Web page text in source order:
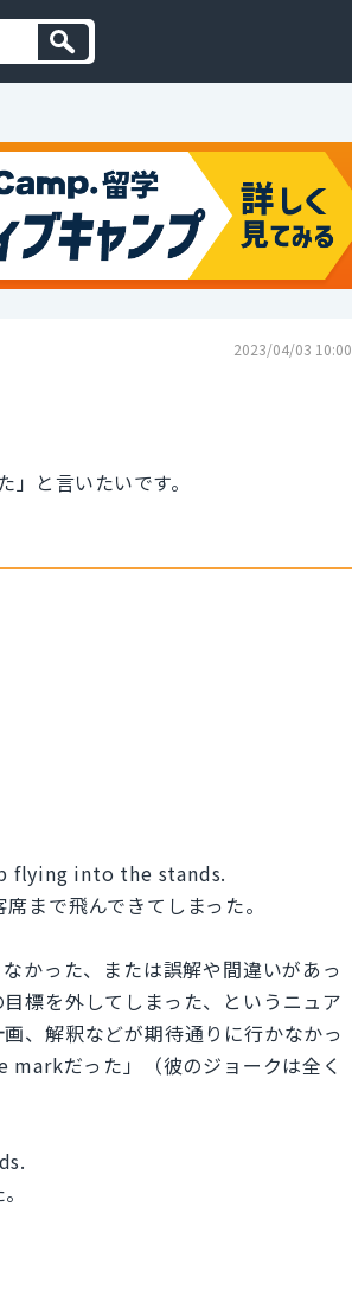
2023/04/03 10:00
と言いたいです。
flying into the stands.
まで飛んできてしまった。
かった、または誤解や間違いがあっ
標を外してしまった、というニュア
、解釈などが期待通りに行かなかっ
だった」（彼のジョークは全く